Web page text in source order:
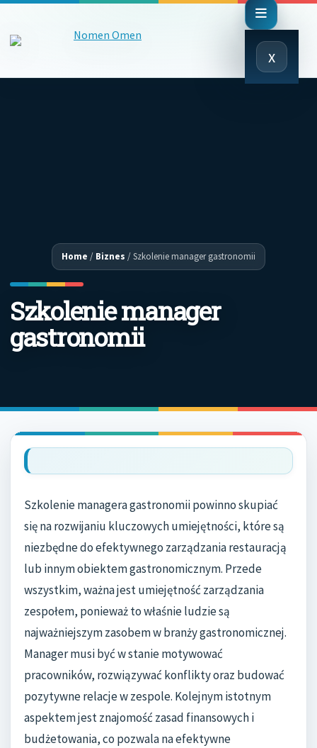
x
Close
Menu
Home / Biznes /Szkolenie manager gastronomii
Szkolenie manager
gastronomii
Szkolenie managera gastronomii powinno skupiać
się na rozwijaniu kluczowych umiejętności, które są
niezbędne do efektywnego zarządzania restauracją
lub innym obiektem gastronomicznym. Przede
wszystkim, ważna jest umiejętność zarządzania
zespołem, ponieważ to właśnie ludzie są
najważniejszym zasobem w branży gastronomicznej.
Manager musi być w stanie motywować
pracowników, rozwiązywać konflikty oraz budować
pozytywne relacje w zespole. Kolejnym istotnym
aspektem jest znajomość zasad finansowych i
budżetowania, co pozwala na efektywne